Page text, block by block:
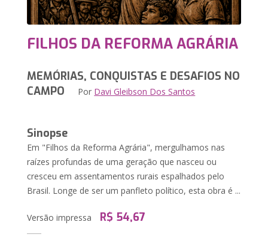
FILHOS DA REFORMA AGRÁRIA
MEMÓRIAS, CONQUISTAS E DESAFIOS NO
CAMPO Por Davi Gleibson Dos Santos
Sinopse
Em "Filhos da Reforma Agrária", mergulhamos nas
raízes profundas de uma geração que nasceu ou
cresceu em assentamentos rurais espalhados pelo
Brasil. Longe de ser um panfleto político, esta obra é ...
Versão impressa R$ 54,67